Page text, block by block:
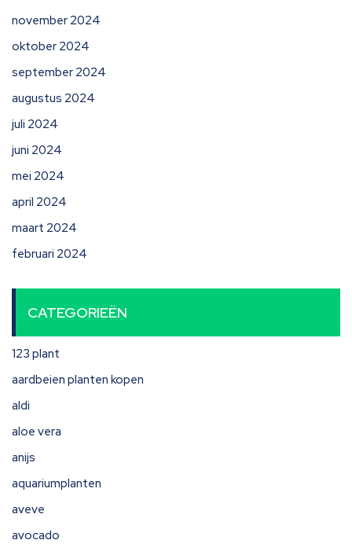
november 2024
oktober 2024
september 2024
augustus 2024
juli 2024
juni 2024
mei 2024
april 2024
maart 2024
februari 2024
CATEGORIEËN
123 plant
aardbeien planten kopen
aldi
aloe vera
anijs
aquariumplanten
aveve
avocado